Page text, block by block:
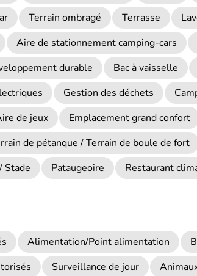
Terrain ombragé Terrasse
Aire de stationnement camping-cars
durable
Bac à vaisselle
Gestion des déchets
de jeux
Emplacement grand confort
de pétanque / Terrain de boule de fort
Stade
Pataugeoire Restaurant
Alimentation/Point alimentation
Surveillance de jour